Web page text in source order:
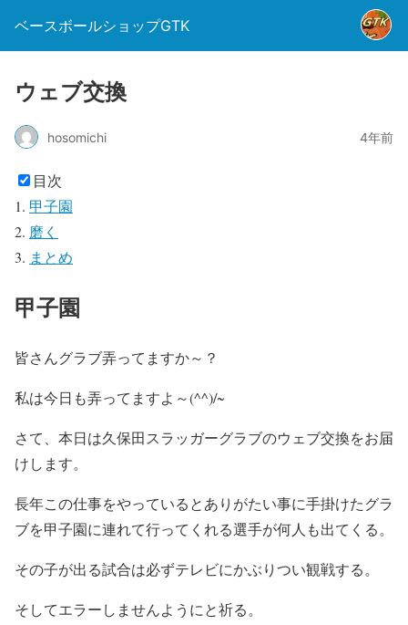
ベースボールショップGTK
ウェブ交換
hosomichi 4年前
目次
甲子園
磨く
まとめ
甲子園
皆さんグラブ弄ってますか～？
私は今日も弄ってますよ～(^^)/~
さて、本日は久保田スラッガーグラブのウェブ交換をお届
けします。
長年この仕事をやっているとありがたい事に手掛けたグラ
ブを甲子園に連れて行ってくれる選手が何人も出てくる。
その子が出る試合は必ずテレビにかぶりつい観戦する。
そしてエラーしませんようにと祈る。